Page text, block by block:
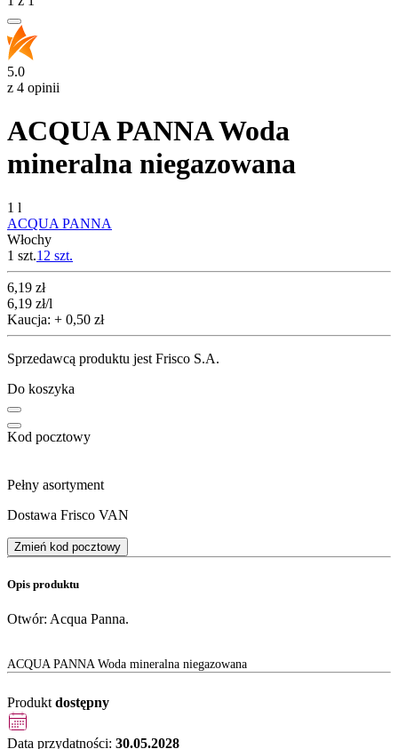
5.0
z 4 opinii
ACQUA PANNA Woda
mineralna niegazowana
1 l
ACQUA PANNA
Włochy
1 szt.12 szt.
Cena
6,19 zł
6,19 zł/l
Kaucja: + 0,50 zł
Sprzedawcą produktu jest Frisco S.A.
Do koszyka
Kod pocztowy
Pełny asortyment
Dostawa Frisco VAN
Zmień kod pocztowy
Opis produktu
Otwór: Acqua Panna.
ACQUA PANNA Woda mineralna niegazowana
Produkt dostępny
Data przydatności: 30.05.2028